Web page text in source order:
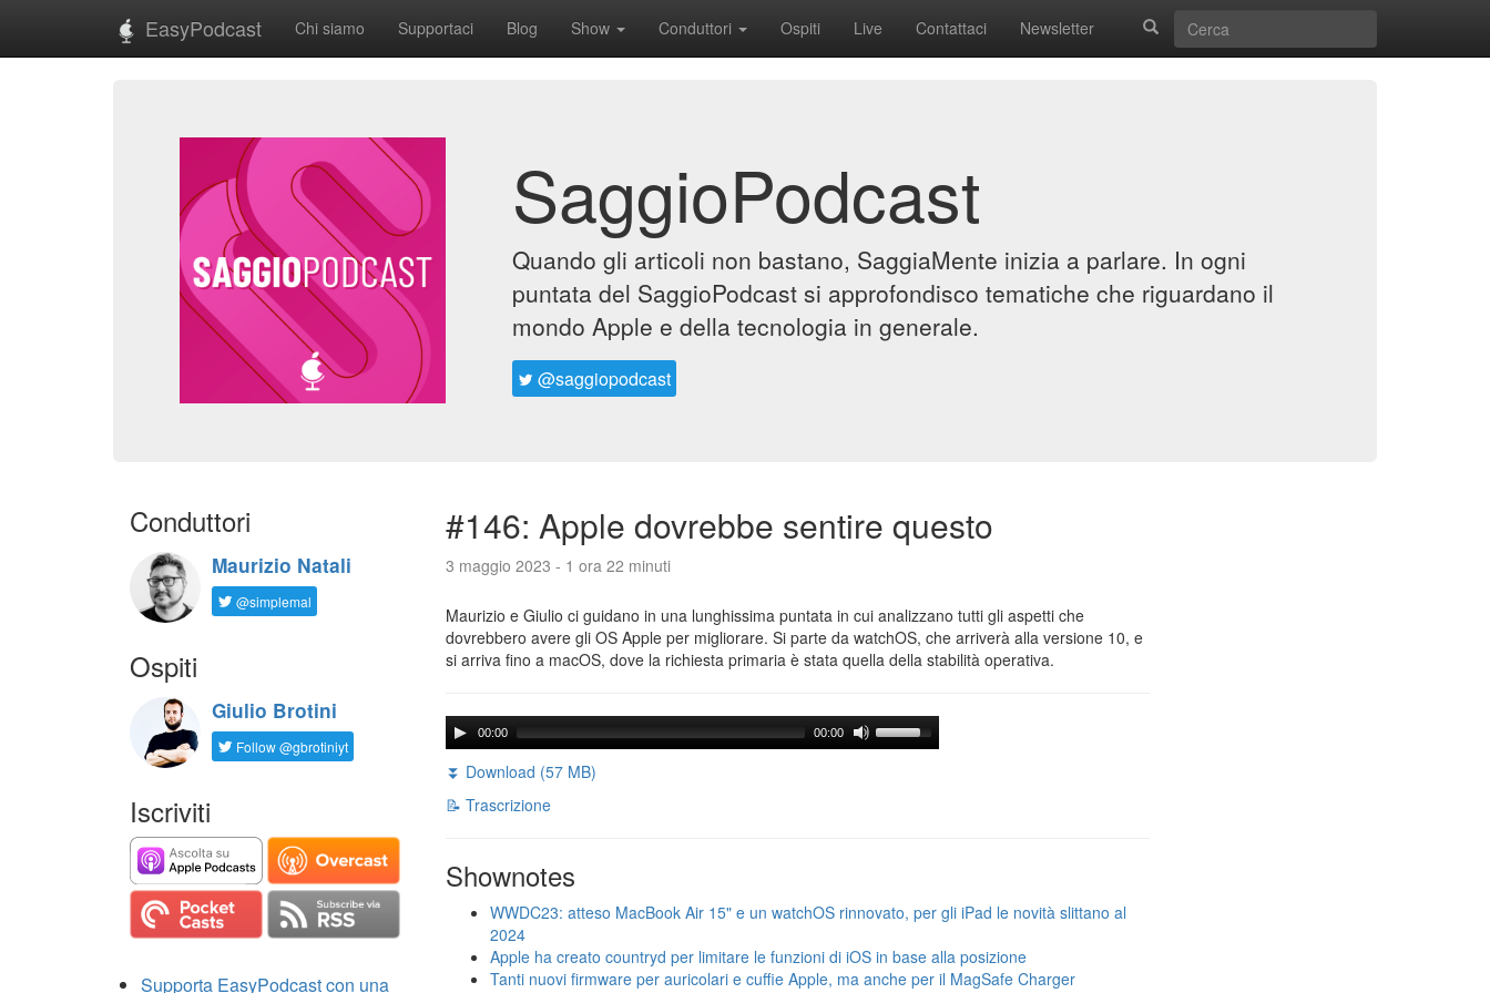
EasyPodcast Chi siamo Supportaci Blog Show Conduttori Ospiti Live Contattaci Newsletter
SaggioPodcast
Quando gli articoli non bastano, SaggiaMente inizia a parlare. In ogni
puntata del SaggioPodcast si approfondisco tematiche che riguardano il
mondo Apple e della tecnologia in generale.
@saggiopodcast
Conduttori
Maurizio Natali
@simplemal
Ospiti
Giulio Brotini
Follow @gbrotiniyt
Iscriviti
Supporta EasyPodcast con una
#146: Apple dovrebbe sentire questo
3 maggio 2023 - 1 ora 22 minuti
Maurizio e Giulio ci guidano in una lunghissima puntata in cui analizzano tutti gli aspetti che
dovrebbero avere gli OS Apple per migliorare. Si parte da watchOS, che arriverà alla versione 10, e
si arriva fino a macOS, dove la richiesta primaria è stata quella della stabilità operativa.
00:00 00:00
⏬ Download (57 MB)
📝 Trascrizione
Shownotes
WWDC23: atteso MacBook Air 15" e un watchOS rinnovato, per gli iPad le novità slittano al
2024
Apple ha creato countryd per limitare le funzioni di iOS in base alla posizione
Tanti nuovi firmware per auricolari e cuffie Apple, ma anche per il MagSafe Charger